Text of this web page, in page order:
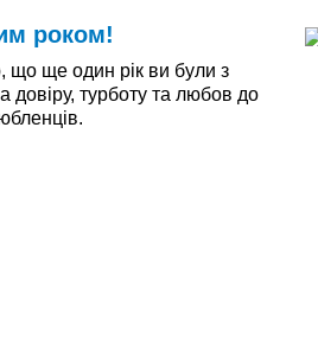
роком!
що ще один рік ви були з
довіру, турботу та любов до